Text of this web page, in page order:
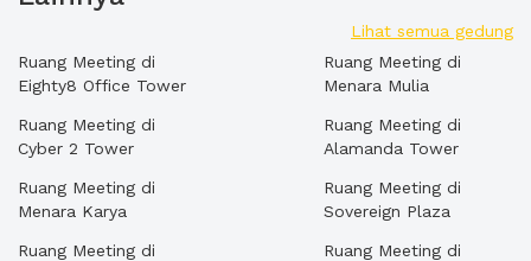
Lihat semua gedung
Ruang Meeting di
Eighty8 Office Tower
Ruang Meeting di
Cyber 2 Tower
Ruang Meeting di
Menara Karya
Ruang Meeting di
Ruang Meeting di
Menara Mulia
Ruang Meeting di
Alamanda Tower
Ruang Meeting di
Sovereign Plaza
Ruang Meeting di